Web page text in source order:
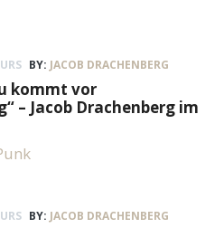
BY: JACOB DRACHENBERG
kommt vor
– Jacob Drachenberg im
BY: JACOB DRACHENBERG